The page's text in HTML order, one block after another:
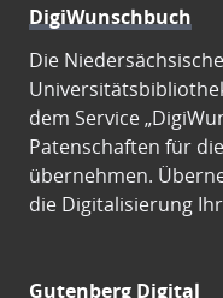
DigiWunschbuch
Die
dem Service
Patenschaften für
übernehmen.
die Digitalisierung
Gutenberg Digital